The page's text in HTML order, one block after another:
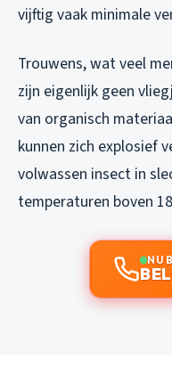
vijftig vaak minimale
Trouwens, wat veel
zijn eigenlijk geen
van organisch
kunnen zich explosief
volwassen insect in
temperaturen boven
NU